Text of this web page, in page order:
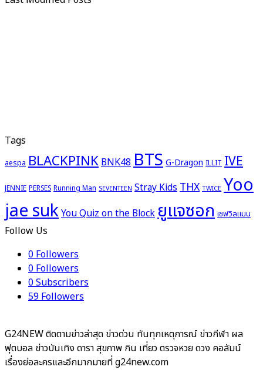
Tags
aespa BLACKPINK BNK48 BTSG-Dragon ILLIT IVE
JENNIE PERSES Running Man SEVENTEEN Stray Kids THX TWICE Yoo
jae sukYou Quiz on the Blockยูแจซอก เชฟวิลแมน
Follow Us
0 Followers
0 Followers
0Subscribers
59 Followers
G24NEW ติดตามข่าวล่าสุด ข่าวด่วน ทันทุกเหตุการณ์ ข่าวกีฬา ผล
ฟุตบอล ข่าวบันเทิง ดารา สุขภาพ กิน เที่ยว ตรวจหวย ดวง คอลัมน์
เรื่องย่อละครและอีกมากมายที่ g24new.com